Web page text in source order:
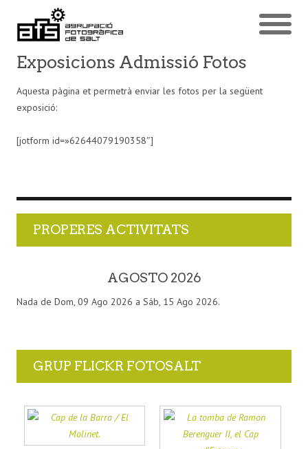
Exposicions Admissió Fotos
Aquesta pàgina et permetrà enviar les fotos per la següent
exposició:
[jotform id=»62644079190358″]
PROPERES ACTIVITATS
AGOSTO 2026
Nada de Dom, 09 Ago 2026 a Sáb, 15 Ago 2026.
GRUP FLICKR FOTOSALT